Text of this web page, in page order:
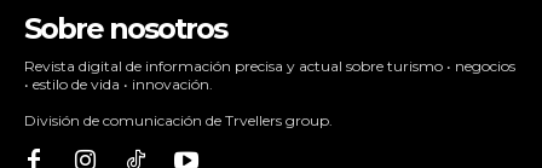
Sobre nosotros
Revista digital de información precisa y actual sobre turismo • negocios
• estilo de vida • innovación.
División de comunicación de Trvellers group.